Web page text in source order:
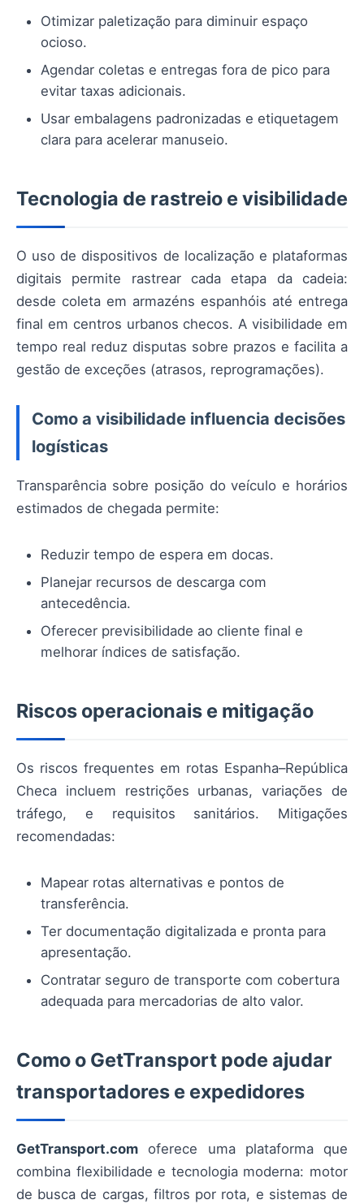
Otimizar paletização para diminuir espaço
ocioso.
Agendar coletas e entregas fora de pico para
evitar taxas adicionais.
Usar embalagens padronizadas e etiquetagem
clara para acelerar manuseio.
Tecnologia de rastreio e visibilidade
O uso de dispositivos de localização e plataformas
digitais permite rastrear cada etapa da cadeia:
desde coleta em armazéns espanhóis até entrega
final em centros urbanos checos. A visibilidade em
tempo real reduz disputas sobre prazos e facilita a
gestão de exceções (atrasos, reprogramações).
Como a visibilidade influencia decisões
logísticas
Transparência sobre posição do veículo e horários
estimados de chegada permite:
Reduzir tempo de espera em docas.
Planejar recursos de descarga com
antecedência.
Oferecer previsibilidade ao cliente final e
melhorar índices de satisfação.
Riscos operacionais e mitigação
Os riscos frequentes em rotas Espanha–República
Checa incluem restrições urbanas, variações de
tráfego, e requisitos sanitários. Mitigações
recomendadas:
Mapear rotas alternativas e pontos de
transferência.
Ter documentação digitalizada e pronta para
apresentação.
Contratar seguro de transporte com cobertura
adequada para mercadorias de alto valor.
Como o GetTransport pode ajudar
transportadores e expedidores
GetTransport.com oferece uma plataforma que
combina flexibilidade e tecnologia moderna: motor
de busca de cargas, filtros por rota, e sistemas de